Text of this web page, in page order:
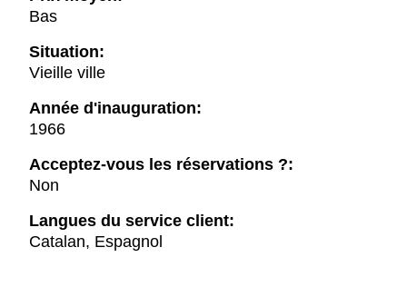
Bas
Situation:
Vieille ville
Année d'inauguration:
1966
Acceptez-vous les réservations ?:
Non
Langues du service client:
Catalan, Espagnol